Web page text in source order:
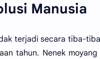
Manusia
terjadi secara tiba-
tahun. Nenek